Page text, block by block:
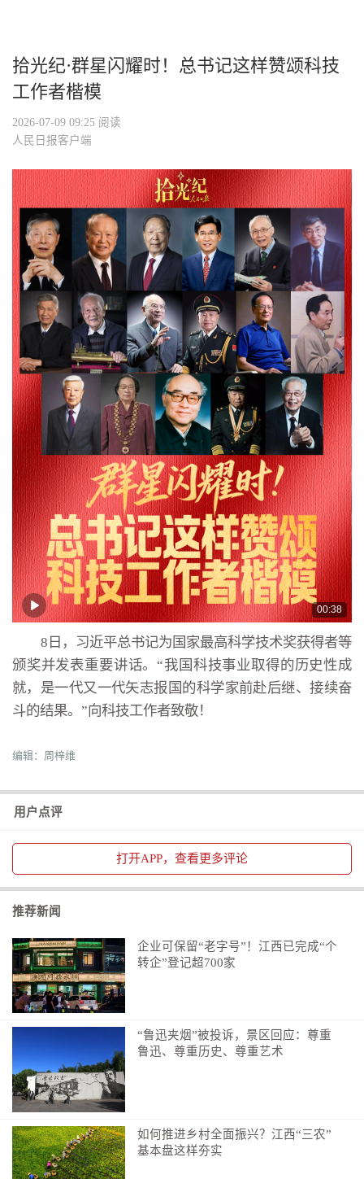
拾光纪·群星闪耀时！总书记这样赞颂科技
工作者楷模
2026-07-09 09:25 阅读
人民日报客户端
00:38
8日，习近平总书记为国家最高科学技术奖获得者等
颁奖并发表重要讲话。“我国科技事业取得的历史性成
就，是一代又一代矢志报国的科学家前赴后继、接续奋
斗的结果。”向科技工作者致敬！
编辑：周梓维
用户点评
打开APP，查看更多评论
推荐新闻
企业可保留“老字号”！江西已完成“个
转企”登记超700家
“鲁迅夹烟”被投诉，景区回应：尊重
鲁迅、尊重历史、尊重艺术
如何推进乡村全面振兴？江西“三农”
基本盘这样夯实